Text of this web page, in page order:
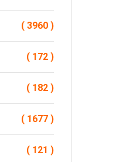
( 3960 )
( 172 )
( 182 )
( 1677 )
( 121 )